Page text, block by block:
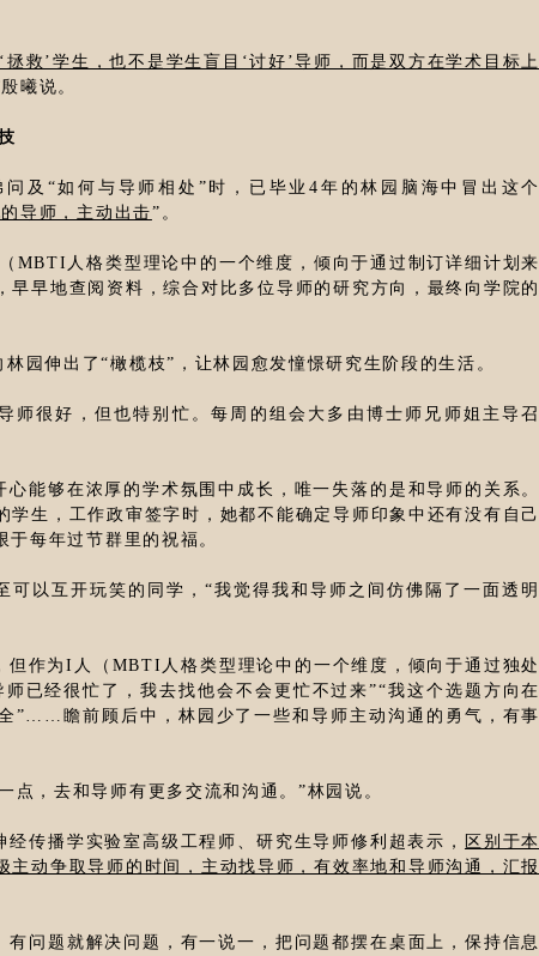
救’学生，也不是学生盲目‘讨好’导师，而是双方在学术目标上
曦说。
及“如何与导师相处”时，已毕业4年的林园脑海中冒出这个
导师，主动出击”。
MBTI人格类型理论中的一个维度，倾向于通过制订详细计划来
早早地查阅资料，综合对比多位导师的研究方向，最终向学院的
园伸出了“橄榄枝”，让林园愈发憧憬研究生阶段的生活。
师很好，但也特别忙。每周的组会大多由博士师兄师姐主导召
能够在浓厚的学术氛围中成长，唯一失落的是和导师的关系。
学生，工作政审签字时，她都不能确定导师印象中还有没有自己
每年过节群里的祝福。
可以互开玩笑的同学，“我觉得我和导师之间仿佛隔了一面透明
但作为I人（MBTI人格类型理论中的一个维度，倾向于通过独处
已经很忙了，我去找他会不会更忙不过来”“我这个选题方向在
”……瞻前顾后中，林园少了一些和导师主动沟通的勇气，有事
点，去和导师有更多交流和沟通。”林园说。
传播学实验室高级工程师、研究生导师修利超表示，
区别于本
主动争取导师的时间，主动找导师，有效率地和导师沟通，汇报
问题就解决问题，有一说一，把问题都摆在桌面上，保持信息